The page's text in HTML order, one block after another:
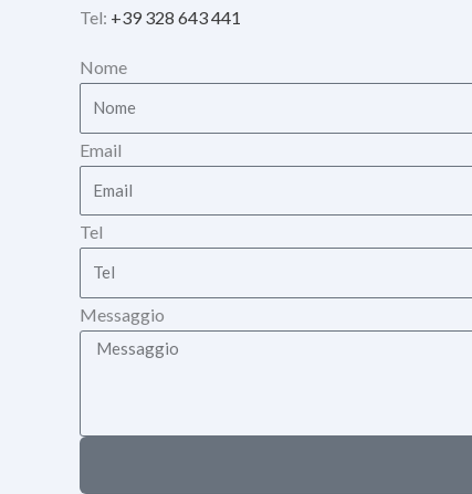
Tel: +39 328 643 441
Nome
Email
Tel
Messaggio